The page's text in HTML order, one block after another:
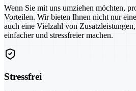
Wenn Sie mit uns umziehen möchten,
Vorteilen. Wir bieten Ihnen nicht nur
auch eine Vielzahl von
einfacher und stressfreier machen.
Stressfrei